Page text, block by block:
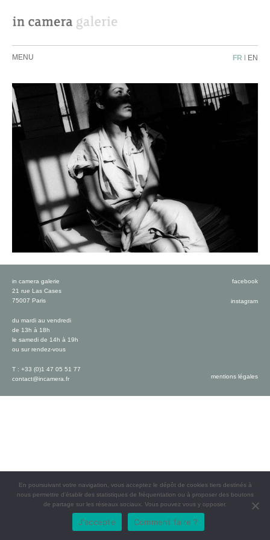
MENU FR | EN
in camera galerie
21 rue Las Cases
75007 Paris
du mardi au vendredi
de 13h à 18h
le samedi de 14h à 19h
ou sur rendez-vous
T : +33 (0)1 47 05 51 77
contact@incamera.fr
facebook
instagram
mentions légales
En poursuivant votre navigation, vous acceptez le dépôt de cookies tiers destinés à
nous permettre d’établir des statistiques de fréquentation ou à proposer des boutons
de partage sur les réseaux sociaux. Vous pouvez vous y opposer.
J'accepte Comment faire ?